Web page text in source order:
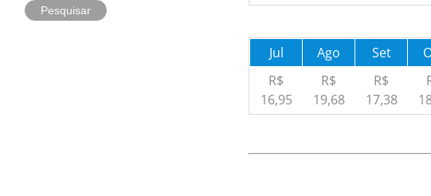
Jul Ago Set
R$
16,95
R$
19,68
R$
17,38